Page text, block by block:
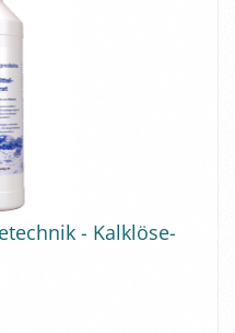
- Kalk­lö­se­